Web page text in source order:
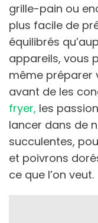
grille-pain ou
plus facile de
équilibrés
appareils, vous
même préparer
avant de les
fryer, les
lancer dans de
succulentes,
et poivrons
ce que l’on veut.